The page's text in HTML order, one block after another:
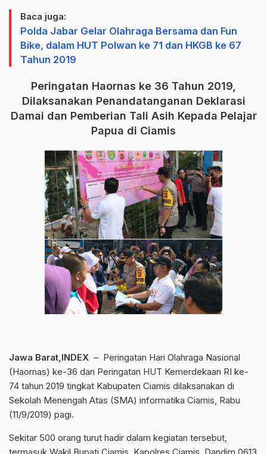
Baca juga:
Polda Jabar Gelar Olahraga Bersama dan Fun
Bike, dalam HUT Polwan ke 71 dan HKGB ke 67
Tahun 2019
Peringatan Haornas ke 36 Tahun 2019,
Dilaksanakan Penandatanganan Deklarasi
Damai dan Pemberian Tali Asih Kepada Pelajar
Papua di Ciamis
Jawa Barat,INDEX – Peringatan Hari Olahraga Nasional
(Haornas) ke-36 dan Peringatan HUT Kemerdekaan RI ke-
74 tahun 2019 tingkat Kabupaten Ciamis dilaksanakan di
Sekolah Menengah Atas (SMA) informatika Ciamis, Rabu
(11/9/2019) pagi.
Sekitar 500 orang turut hadir dalam kegiatan tersebut,